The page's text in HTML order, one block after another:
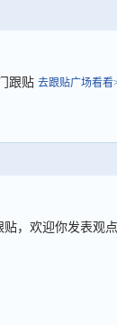
跟贴 去跟贴广场看看
贴，欢迎你发表观点